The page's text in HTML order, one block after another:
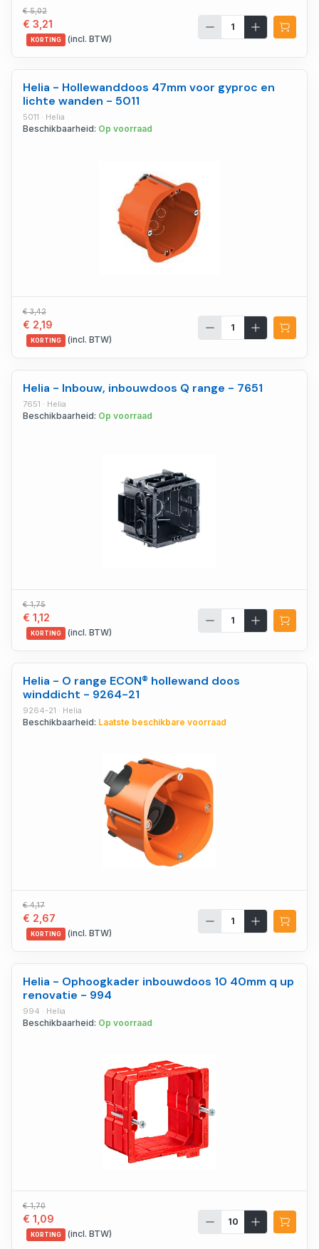
€ 5,02
€ 3,21
KORTING (incl. BTW)
Helia - Hollewanddoos 47mm voor gyproc en
lichte wanden - 5011
5011 · Helia
Beschikbaarheid: Op voorraad
€ 3,42
€ 2,19
KORTING (incl. BTW)
Helia - Inbouw, inbouwdoos Q range - 7651
7651 · Helia
Beschikbaarheid: Op voorraad
€ 1,75
€ 1,12
KORTING (incl. BTW)
Helia - O range ECON® hollewand doos
winddicht - 9264-21
9264-21 · Helia
Beschikbaarheid: Laatste beschikbare voorraad
€ 4,17
€ 2,67
KORTING (incl. BTW)
Helia - Ophoogkader inbouwdoos 10 40mm q up
renovatie - 994
994 · Helia
Beschikbaarheid: Op voorraad
€ 1,70
€ 1,09
KORTING (incl. BTW)